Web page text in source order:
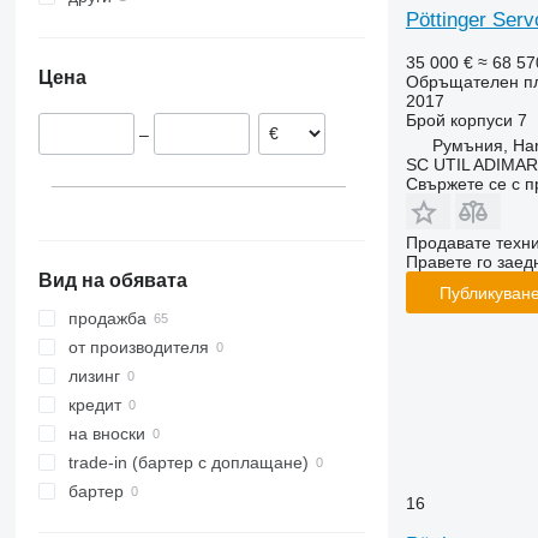
Нидерландия
Цена
–
Вид на обявата
продажба
от производителя
лизинг
кредит
на вноски
trade-in (бартер с доплащане)
бартер
Pöttinger
35 000 € ≈ 68
Обръщателен
2017
Брой корпуси 7
Румъния,
SC UTIL ADIMAR
Свържете се с
Продавате
Правете го
16